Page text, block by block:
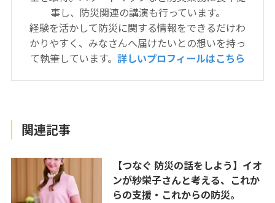
事し、防災関連の講演も行っています。
経験を活かして防災に関する情報をできるだけわ
かりやすく、みなさんへ届けたいとの想いを持っ
て執筆しています。 詳しいプロフィールはこちら
関連記事
【つなぐ 防災の話をしよう】イオ
ンが紗栄子さんと考える、これか
らの支援・これからの防災。